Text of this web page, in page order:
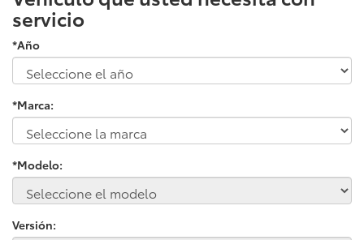
servicio
*Año
*Marca:
*Modelo:
Versión: